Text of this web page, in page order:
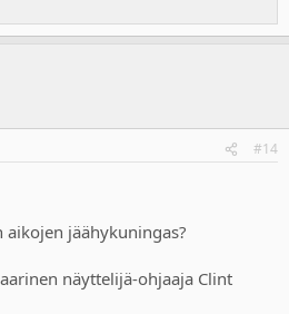
#14
aikojen jäähykuningas?
näyttelijä-ohjaaja Clint